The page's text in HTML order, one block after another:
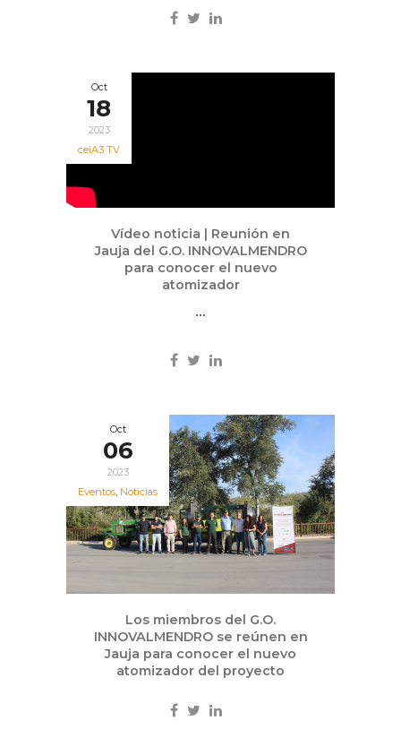
Oct
18
2023
ceiA3 TV
Vídeo noticia | Reunión en
Jauja del G.O. INNOVALMENDRO
para conocer el nuevo
atomizador
...
Oct
06
2023
Eventos, Noticias
Los miembros del G.O.
INNOVALMENDRO se reúnen en
Jauja para conocer el nuevo
atomizador del proyecto